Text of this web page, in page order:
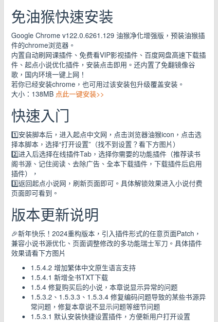
免油猴快速安装
Google Chrome v122.0.6261.129 油猴净化增强版，预装油猴插
件的chrome浏览器。
内置自动刷网课插件、免费看VIP影视插件、百度网盘高速下载插
件、起点小说优化插件，安装点击即用。还内置了免翻镜像谷
歌，国内环境一键上网！
若你已经安装chrome，也可用过该安装包升级覆盖安装。
大小：138MB 点此一键安装>>
快速入门
1️⃣安装脚本后，进入起点中文网，点击浏览器油猴icon，点击选
择本脚本，选择“打开设置”（找不到设置？看下方图片）
2️⃣进入后选择在线插件Tab，选择你需要的功能插件（推荐读书
阁书源、记住阅读、去除广告、全本下载插件，下载插件后启用
插件），
3️⃣返回起点小说网，刷新页面即可。具体解锁效果进入小说付费
页面即可看到。
版本更新说明
🎉新年快乐！2024重构版本，引入插件形式的任意页面Patch，
兼容小说书源优化、页面调整修改的多功能瑞士军刀。具体插件
效果请看下方图片
1.5.4.2 增加繁体中文原生语言支持
1.5.4.1 新增全书TXT下载
1.5.4 修复购买后的小说，本章说显示异常的问题
1.5.3.2、1.5.3.3、1.5.3.4 修复编码问题导致的某些书源异
常问题，修复本章说不显示问题等细节问题
1.5.3.1 默认安装快捷设置插件，方便新用户打开设置